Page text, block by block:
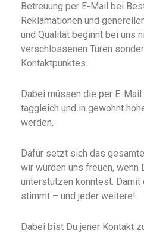
Betreuung per E-Mail bei
Reklamationen und
und Qualität beginnt bei uns
verschlossenen Türen
Kontaktpunktes.
Dabei müssen die per E-
taggleich und in gewohnt
werden.
Dafür setzt sich das
wir würden uns freuen, wenn
unterstützen könntest. Damit
stimmt – und jeder weitere!
Dabei bist Du jener Kontakt